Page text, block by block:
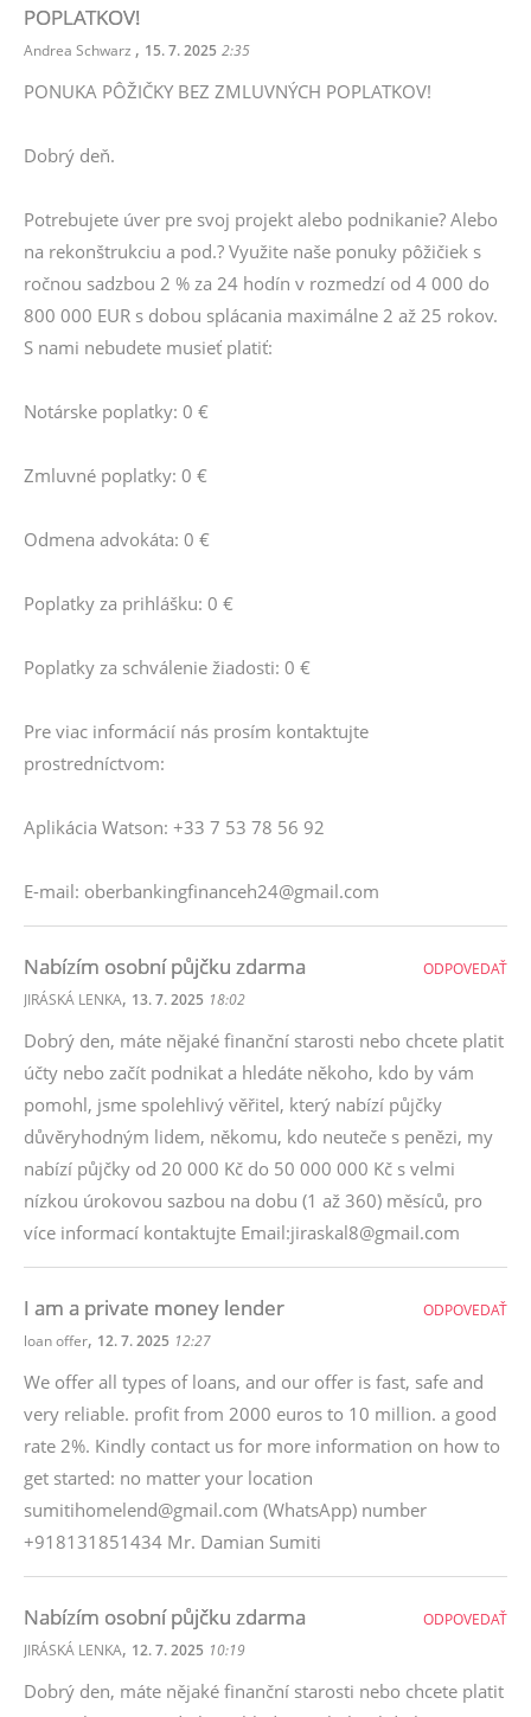
POPLATKOV!
Andrea Schwarz , 15. 7. 2025 2:35
PONUKA PÔŽIČKY BEZ ZMLUVNÝCH POPLATKOV!
Dobrý deň.
Potrebujete úver pre svoj projekt alebo podnikanie? Alebo
na rekonštrukciu a pod.? Využite naše ponuky pôžičiek s
ročnou sadzbou 2 % za 24 hodín v rozmedzí od 4 000 do
800 000 EUR s dobou splácania maximálne 2 až 25 rokov.
S nami nebudete musieť platiť:
Notárske poplatky: 0 €
Zmluvné poplatky: 0 €
Odmena advokáta: 0 €
Poplatky za prihlášku: 0 €
Poplatky za schválenie žiadosti: 0 €
Pre viac informácií nás prosím kontaktujte
prostredníctvom:
Aplikácia Watson: +33 7 53 78 56 92
E-mail: oberbankingfinanceh24@gmail.com
Nabízím osobní půjčku zdarma
JIRÁSKÁ LENKA, 13. 7. 2025 18:02
Dobrý den, máte nějaké finanční starosti nebo chcete platit
účty nebo začít podnikat a hledáte někoho, kdo by vám
pomohl, jsme spolehlivý věřitel, který nabízí půjčky
důvěryhodným lidem, někomu, kdo neuteče s penězi, my
nabízí půjčky od 20 000 Kč do 50 000 000 Kč s velmi
nízkou úrokovou sazbou na dobu (1 až 360) měsíců, pro
více informací kontaktujte Email:jiraskal8@gmail.com
ODPOVEDAŤ
I am a private money lender
loan offer, 12. 7. 2025 12:27
We offer all types of loans, and our offer is fast, safe and
very reliable. profit from 2000 euros to 10 million. a good
rate 2%. Kindly contact us for more information on how to
get started: no matter your location
sumitihomelend@gmail.com (WhatsApp) number
+918131851434 Mr. Damian Sumiti
ODPOVEDAŤ
Nabízím osobní půjčku zdarma
JIRÁSKÁ LENKA, 12. 7. 2025 10:19
Dobrý den, máte nějaké finanční starosti nebo chcete platit
ODPOVEDAŤ